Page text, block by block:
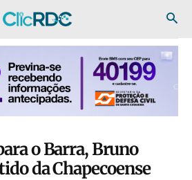
o Barra, Bruno
da Chapecoense